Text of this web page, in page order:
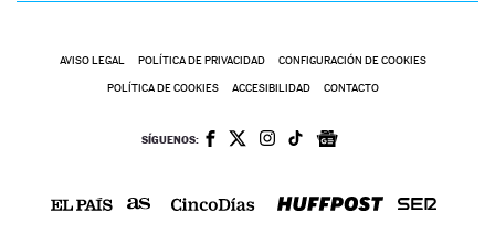
AVISO LEGAL POLÍTICA DE PRIVACIDAD CONFIGURACIÓN DE COOKIES
POLÍTICA DE COOKIES ACCESIBILIDAD CONTACTO
SÍGUENOS: